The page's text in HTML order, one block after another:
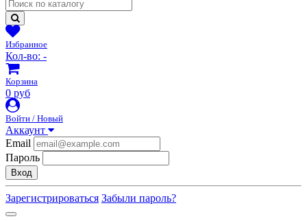
Избранное
Кол-во: -
Корзина
0 руб
Войти / Новый
Аккаунт
Email
Пароль
Вход
Зарегистрироваться Забыли пароль?